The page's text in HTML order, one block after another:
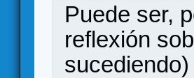
Puede ser,
reflexión